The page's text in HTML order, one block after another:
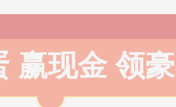
赢现金 领